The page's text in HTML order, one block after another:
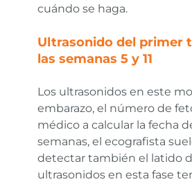
cuándo se haga.
Ultrasonido del primer
las semanas 5 y 11
Los ultrasonidos en este
embarazo, el número de
médico a calcular la fecha
semanas, el ecografista
detectar también el latido
ultrasonidos en esta fase